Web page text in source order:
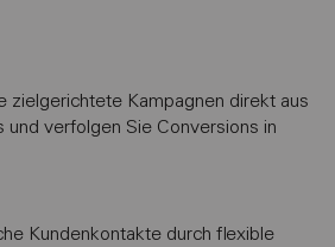
zielgerichtete Kampagnen direkt aus
und verfolgen Sie Conversions in
Kundenkontakte durch flexible